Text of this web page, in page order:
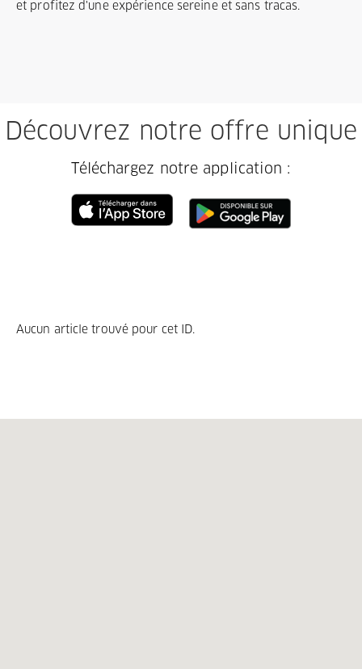
et profitez d'une expérience sereine et sans tracas.
Découvrez notre offre unique
Téléchargez notre application :
Aucun article trouvé pour cet ID.